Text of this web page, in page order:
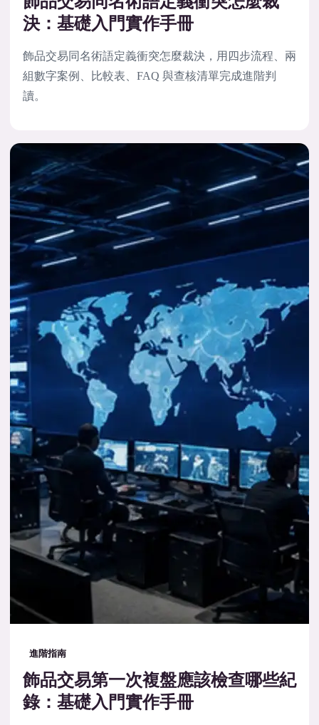
決：基礎入門實作手冊
飾品交易同名術語定義衝突怎麼裁決，用四步流程、兩
組數字案例、比較表、FAQ 與查核清單完成進階判
讀。
進階指南
飾品交易第一次複盤應該檢查哪些紀
錄：基礎入門實作手冊